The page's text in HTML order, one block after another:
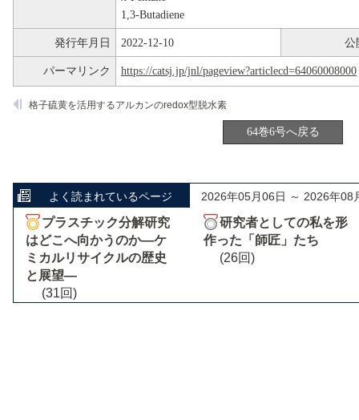
1,3-Butadiene
発行年月日 2022-12-10 公
パーマリンク https://catsj.jp/jnl/pageview?articlecd=64060008000
格子硫黄を活用するアルカンのredox型脱水素
64巻6号へ戻る
よく読まれているページ 2026年05月06日 ～ 2026年08
プラスチック分解研究
はどこへ向かうのか―ケ
ミカルリサイクルの歴史
と展望―
(31回)
研究者としての私を形
作った「師匠」たち
(26回)